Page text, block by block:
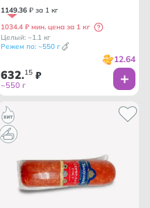
1149.36 ₽ за 1 кг
1034.4 ₽ мин. цена за 1 кг
Целый: ~1.1 кг
Режем по: ~550 г
12.64
632.15 ₽
~550 г